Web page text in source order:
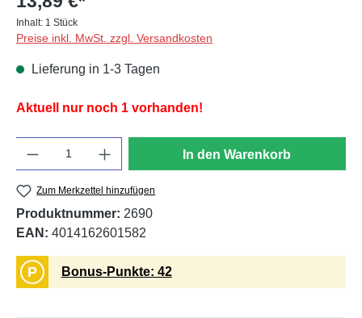
Inhalt: 1 Stück
Preise inkl. MwSt. zzgl. Versandkosten
Lieferung in 1-3 Tagen
Aktuell nur noch 1 vorhanden!
In den Warenkorb
Zum Merkzettel hinzufügen
Produktnummer: 2690
EAN: 4014162601582
P Bonus-Punkte: 42